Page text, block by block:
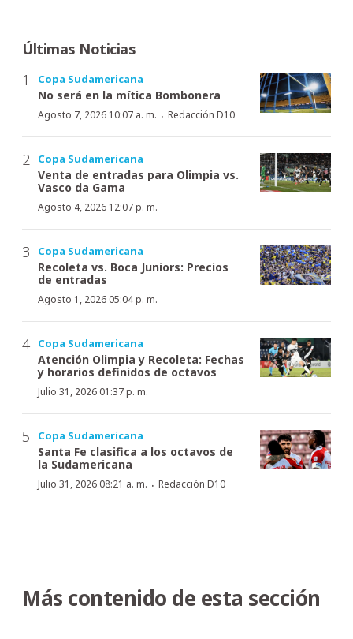
Últimas Noticias
Copa Sudamericana
No será en la mítica Bombonera
Agosto 7, 2026 10:07 a. m. · Redacción D10
Copa Sudamericana
Venta de entradas para Olimpia vs.
Vasco da Gama
Agosto 4, 2026 12:07 p. m.
Copa Sudamericana
Recoleta vs. Boca Juniors: Precios
de entradas
Agosto 1, 2026 05:04 p. m.
Copa Sudamericana
Atención Olimpia y Recoleta: Fechas
y horarios definidos de octavos
Julio 31, 2026 01:37 p. m.
Copa Sudamericana
Santa Fe clasifica a los octavos de
la Sudamericana
Julio 31, 2026 08:21 a. m. · Redacción D10
Más contenido de esta sección